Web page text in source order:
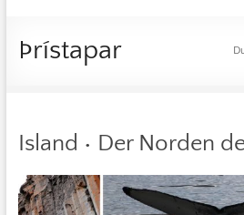
Þrístapar
Island • Der Norden